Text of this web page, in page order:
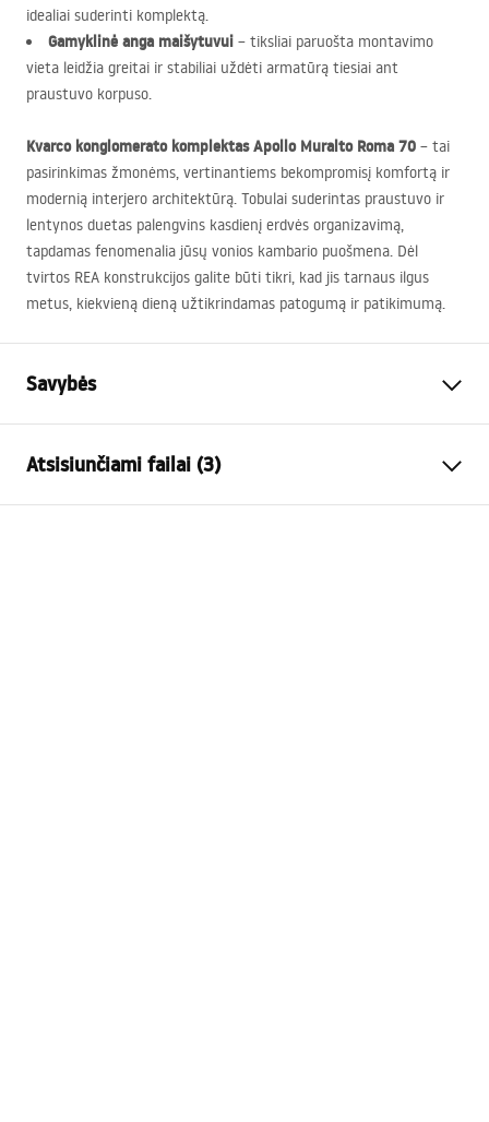
idealiai suderinti komplektą.
Gamyklinė anga maišytuvui – tiksliai paruošta montavimo
vieta leidžia greitai ir stabiliai uždėti armatūrą tiesiai ant
praustuvo korpuso.
Kvarco konglomerato komplektas Apollo Muralto Roma 70 – tai
pasirinkimas žmonėms, vertinantiems bekompromisį komfortą ir
modernią interjero architektūrą. Tobulai suderintas praustuvo ir
lentynos duetas palengvins kasdienį erdvės organizavimą,
tapdamas fenomenalia jūsų vonios kambario puošmena. Dėl
tvirtos REA konstrukcijos galite būti tikri, kad jis tarnaus ilgus
metus, kiekvieną dieną užtikrindamas patogumą ir patikimumą.
Savybės
Medžiaga
Spalva
Akmens imitacija, Pilka, Raštas
Atsisiunčiami failai (3)